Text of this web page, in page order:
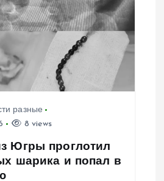
разные
8 views
Югры проглотил
шарика и попал в